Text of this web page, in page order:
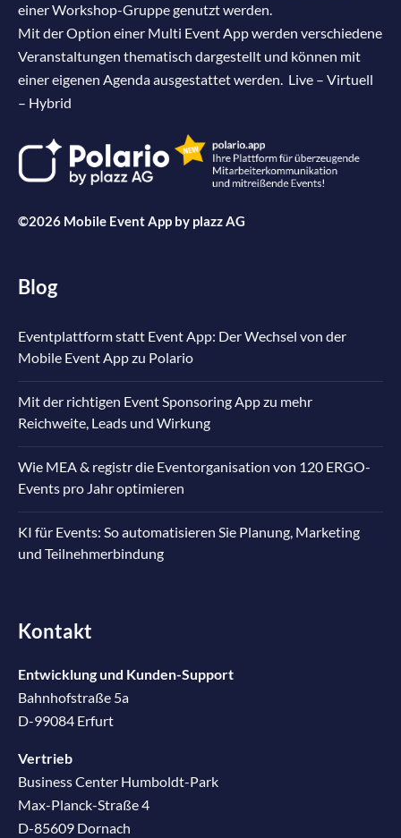
einer Workshop-Gruppe genutzt werden.
Mit der Option einer Multi Event App werden verschiedene
Veranstaltungen thematisch dargestellt und können mit
einer eigenen Agenda ausgestattet werden. Live – Virtuell
– Hybrid
©2026 Mobile Event App by plazz AG
Blog
Eventplattform statt Event App: Der Wechsel von der
Mobile Event App zu Polario
Mit der richtigen Event Sponsoring App zu mehr
Reichweite, Leads und Wirkung
Wie MEA & registr die Eventorganisation von 120 ERGO-
Events pro Jahr optimieren
KI für Events: So automatisieren Sie Planung, Marketing
und Teilnehmerbindung
Kontakt
Entwicklung und Kunden-Support
Bahnhofstraße 5a
D-99084 Erfurt
Vertrieb
Business Center Humboldt-Park
Max-Planck-Straße 4
D-85609 Dornach